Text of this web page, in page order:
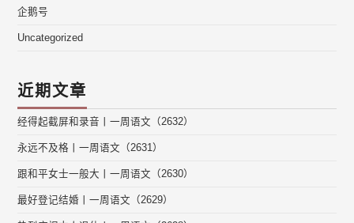
企鹅号
Uncategorized
近期文章
经得起截屏和录音丨一周语文（2632）
永远不及格丨一周语文（2631）
跟和平女士一般大丨一周语文（2630）
最好登记结婚丨一周语文（2629）